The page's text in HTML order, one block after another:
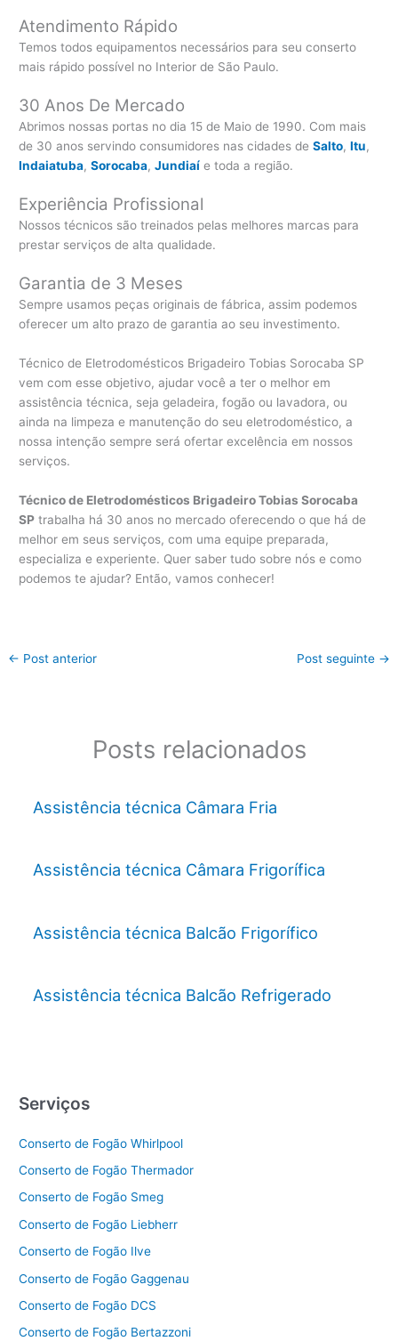
Atendimento Rápido
Temos todos equipamentos necessários para seu conserto
mais rápido possível no Interior de São Paulo.
30 Anos De Mercado
Abrimos nossas portas no dia 15 de Maio de 1990. Com mais
de 30 anos servindo consumidores nas cidades deSalto,Itu,
Indaiatuba,Sorocaba,Jundiaí e toda a região.
Experiência Profissional
Nossos técnicos são treinados pelas melhores marcas para
prestar serviços de alta qualidade.
Garantia de 3 Meses
Sempre usamos peças originais de fábrica, assim podemos
oferecer um alto prazo de garantia ao seu investimento.
Técnico de Eletrodomésticos Brigadeiro Tobias Sorocaba SP
vem com esse objetivo, ajudar você a ter o melhor em
assistência técnica, seja geladeira, fogão ou lavadora, ou
ainda na limpeza e manutenção do seu eletrodoméstico, a
nossa intenção sempre será ofertar excelência em nossos
serviços.
Técnico de Eletrodomésticos Brigadeiro Tobias Sorocaba
SP trabalha há 30 anos no mercado oferecendo o que há de
melhor em seus serviços, com uma equipe preparada,
especializa e experiente. Quer saber tudo sobre nós e como
podemos te ajudar? Então, vamos conhecer!
← Post anterior Post seguinte →
Posts relacionados
Assistência técnica Câmara Fria
Assistência técnica Câmara Frigorífica
Assistência técnica Balcão Frigorífico
Assistência técnica Balcão Refrigerado
Serviços
Conserto de Fogão Whirlpool
Conserto de Fogão Thermador
Conserto de Fogão Smeg
Conserto de Fogão Liebherr
Conserto de Fogão Ilve
Conserto de Fogão Gaggenau
Conserto de Fogão DCS
Conserto de Fogão Bertazzoni